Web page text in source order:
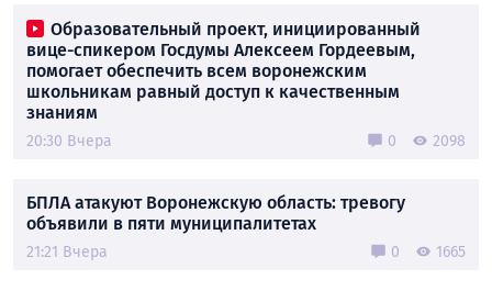
Образовательный проект, инициированный
вице-спикером Госдумы Алексеем Гордеевым,
помогает обеспечить всем воронежским
школьникам равный доступ к качественным
знаниям
20:30 Вчера 0 2098
БПЛА атакуют Воронежскую область: тревогу
объявили в пяти муниципалитетах
21:21 Вчера 0 1665